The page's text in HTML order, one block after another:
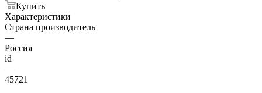
Купить
Характеристики
Страна производитель
—
Россия
id
—
45721